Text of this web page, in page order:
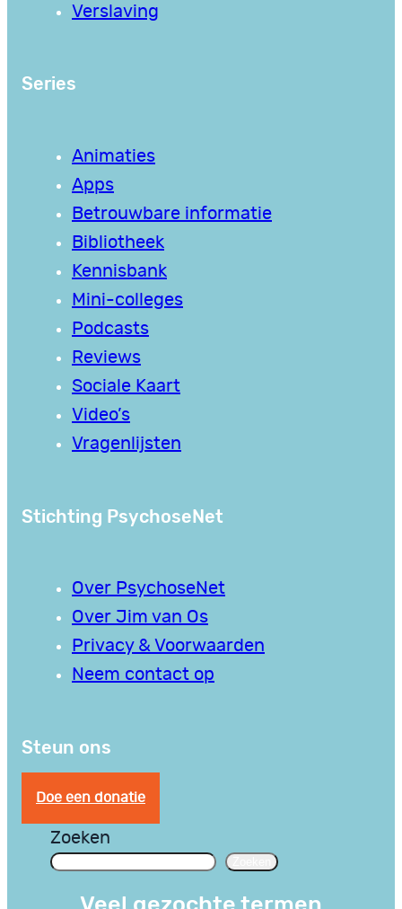
Verslaving
Series
Animaties
Apps
Betrouwbare informatie
Bibliotheek
Kennisbank
Mini-colleges
Podcasts
Reviews
Sociale Kaart
Video’s
Vragenlijsten
Stichting PsychoseNet
Over PsychoseNet
Over Jim van Os
Privacy & Voorwaarden
Neem contact op
Steun ons
Doe een donatie
Zoeken